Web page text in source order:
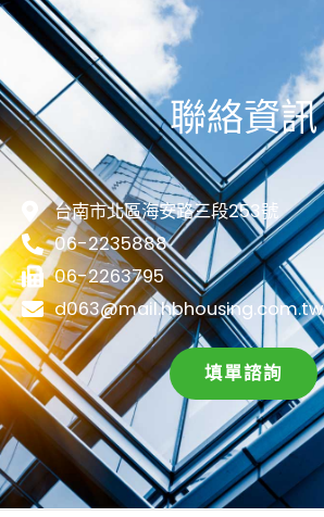
聯絡資訊
台南市北區海安路三段253號
06-2235888
06-2263795
d063@mail.hbhousing.com.tw
填單諮詢